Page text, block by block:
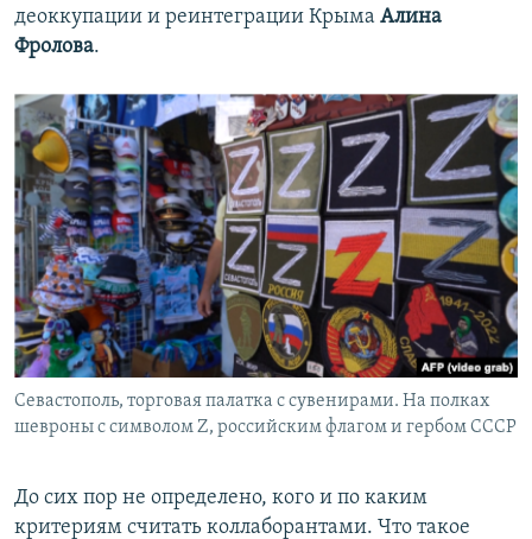
деоккупации и реинтеграции Крыма Алина
Фролова.
Севастополь, торговая палатка с сувенирами. На полках
шевроны с символом Z, российским флагом и гербом СССР
До сих пор не определено, кого и по каким
критериям считать коллаборантами. Что такое